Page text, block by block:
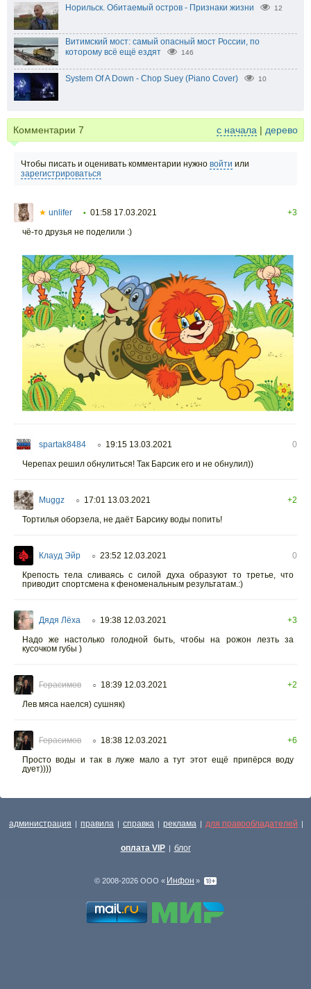
Норильск. Обитаемый остров - Признаки жизни 12
Витимский мост: самый опасный мост России, по
которому всё ещё ездят
146
System Of A Down - Chop Suey (Piano Cover) 10
Комментарии 7 с начала | дерево
Чтобы писать и оценивать комментарии нужно войти или
зарегистрироваться
★ unlifer • 01:58 17.03.2021
+3
чё-то друзья не поделили :)
spartak8484 ○ 19:15 13.03.2021
0
Черепах решил обнулиться! Так Барсик его и не обнулил))
Muggz ○ 17:01 13.03.2021
+2
Тортилья оборзела, не даёт Барсику воды попить!
Клауд Эйр ○ 23:52 12.03.2021
0
Крепость тела сливаясь с силой духа образуют то третье, что
приводит спортсмена к феноменальным результатам.:)
Дядя Лёха ○ 19:38 12.03.2021
+3
Надо же настолько голодной быть, чтобы на рожон лезть за
кусочком губы )
Герасимов ○ 18:39 12.03.2021
+2
Лев мяса наелся) сушняк)
Герасимов ○ 18:38 12.03.2021
+6
Просто воды и так в луже мало а тут этот ещё припёрся воду
дует))))
администрация | правила | справка | реклама | для правообладателей |
оплата VIP | блог
© 2008-2026 ООО « Инфон »